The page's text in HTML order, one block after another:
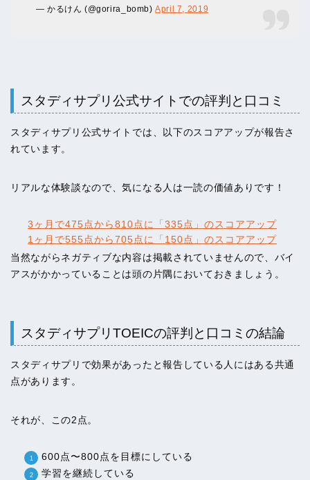
— かるけん (@gorira_bomb)April 7, 2019
スタディサプリ公式サイトでの評判と口コミ
スタディサプリ公式サイトでは、以下のスコアアップが報告さ
れています。
リアルな体験談なので、気になる人は一読の価値ありです！
3ヶ月で475点から810点に「335点」のスコアアップ
1ヶ月で555点から705点に「150点」のスコアアップ
当然ながらネガティブな内容は掲載されていませんので、バイ
アスがかかっていることは頭の片隅においておきましょう。
スタディサプリTOEICの評判と口コミの結論
スタディサプリで効果があったと報告している人にはある共通
点があります。
それが、この2点。
600点〜800点を目標にしている
学習を継続している